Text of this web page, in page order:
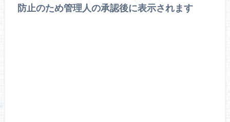
防止のため管理人の承認後に表示されます